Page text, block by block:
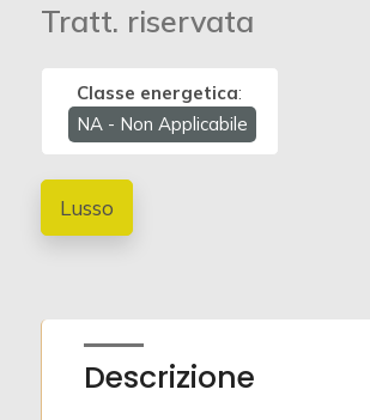
Tratt. riservata
Classe energetica:
NA - Non Applicabile
Lusso
Descrizione
Prezzo